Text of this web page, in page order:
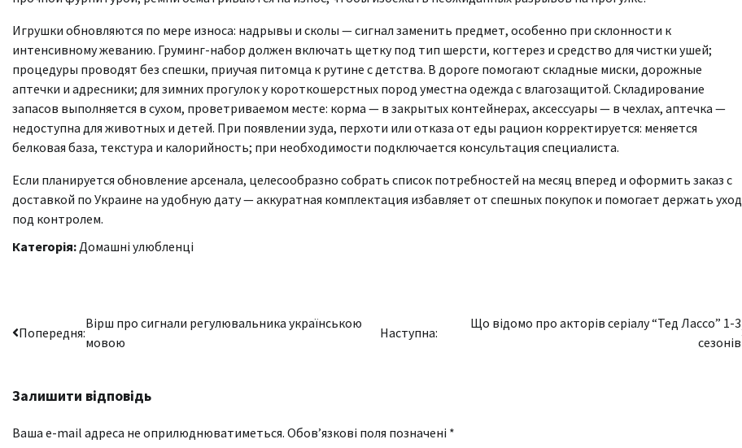
Игрушки обновляются по мере износа: надрывы и сколы — сигнал заменить предмет, особенно при склонности к
интенсивному жеванию. Груминг-набор должен включать щетку под тип шерсти, когтерез и средство для чистки ушей;
процедуры проводят без спешки, приучая питомца к рутине с детства. В дороге помогают складные миски, дорожные
аптечки и адресники; для зимних прогулок у короткошерстных пород уместна одежда с влагозащитой. Складирование
запасов выполняется в сухом, проветриваемом месте: корма — в закрытых контейнерах, аксессуары — в чехлах, аптечка —
недоступна для животных и детей. При появлении зуда, перхоти или отказа от еды рацион корректируется: меняется
белковая база, текстура и калорийность; при необходимости подключается консультация специалиста.
Если планируется обновление арсенала, целесообразно собрать список потребностей на месяц вперед и оформить заказ с
доставкой по Украине на удобную дату — аккуратная комплектация избавляет от спешных покупок и помогает держать уход
под контролем.
Категорія: Домашні улюбленці
Навігація
Попередня:
Вірш про сигнали регулювальника українською
мовою
Наступна:
Що відомо про акторів серіалу “Тед Лассо” 1-3
сезонів
Залишити відповідь
Ваша e-mail адреса не оприлюднюватиметься. Обов’язкові поля позначені *